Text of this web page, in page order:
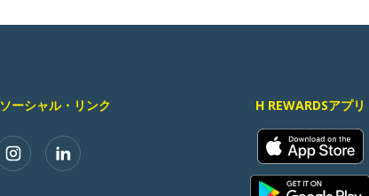
ソーシャル・リンク H REWARDSアプリ